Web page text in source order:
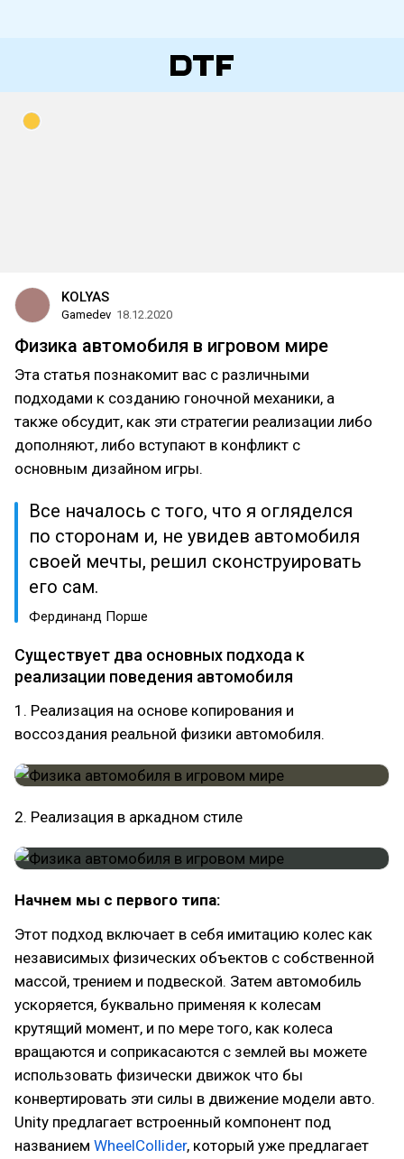
KOLYAS
Gamedev 18.12.2020
Физика автомобиля в игровом мире
Эта статья познакомит вас с различными
подходами к созданию гоночной механики, а
также обсудит, как эти стратегии реализации либо
дополняют, либо вступают в конфликт с
основным дизайном игры.
Все началось с того, что я огляделся
по сторонам и, не увидев автомобиля
своей мечты, решил сконструировать
его сам.
Фердинанд Порше
Существует два основных подхода к
реализации поведения автомобиля
1. Реализация на основе копирования и
воссоздания реальной физики автомобиля.
2. Реализация в аркадном стиле
Начнем мы с первого типа:
Этот подход включает в себя имитацию колес как
независимых физических объектов с собственной
массой, трением и подвеской. Затем автомобиль
ускоряется, буквально применяя к колесам
крутящий момент, и по мере того, как колеса
вращаются и соприкасаются с землей вы можете
использовать физически движок что бы
конвертировать эти силы в движение модели авто.
Unity предлагает встроенный компонент под
названием WheelCollider, который уже предлагает